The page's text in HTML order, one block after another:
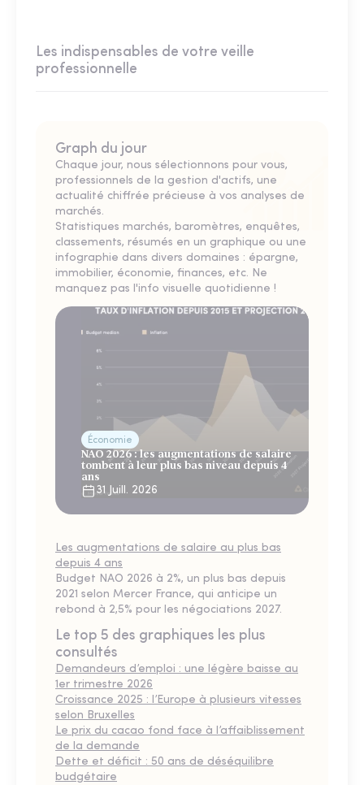
Les indispensables de votre veille
professionnelle
Graph du jour
Chaque jour, nous sélectionnons pour vous,
professionnels de la gestion d'actifs, une
actualité chiffrée précieuse à vos analyses de
marchés.
Statistiques marchés, baromètres, enquêtes,
classements, résumés en un graphique ou une
infographie dans divers domaines : épargne,
immobilier, économie, finances, etc. Ne
manquez pas l'info visuelle quotidienne !
Économie
NAO 2026 : les augmentations de salaire
tombent à leur plus bas niveau depuis 4
ans
31 Juill. 2026
Les augmentations de salaire au plus bas
depuis 4 ans
Budget NAO 2026 à 2%, un plus bas depuis
2021 selon Mercer France, qui anticipe un
rebond à 2,5% pour les négociations 2027.
Le top 5 des graphiques les plus
consultés
Demandeurs d’emploi : une légère baisse au
1er trimestre 2026
Croissance 2025 : l’Europe à plusieurs vitesses
selon Bruxelles
Le prix du cacao fond face à l’affaiblissement
de la demande
Dette et déficit : 50 ans de déséquilibre
budgétaire